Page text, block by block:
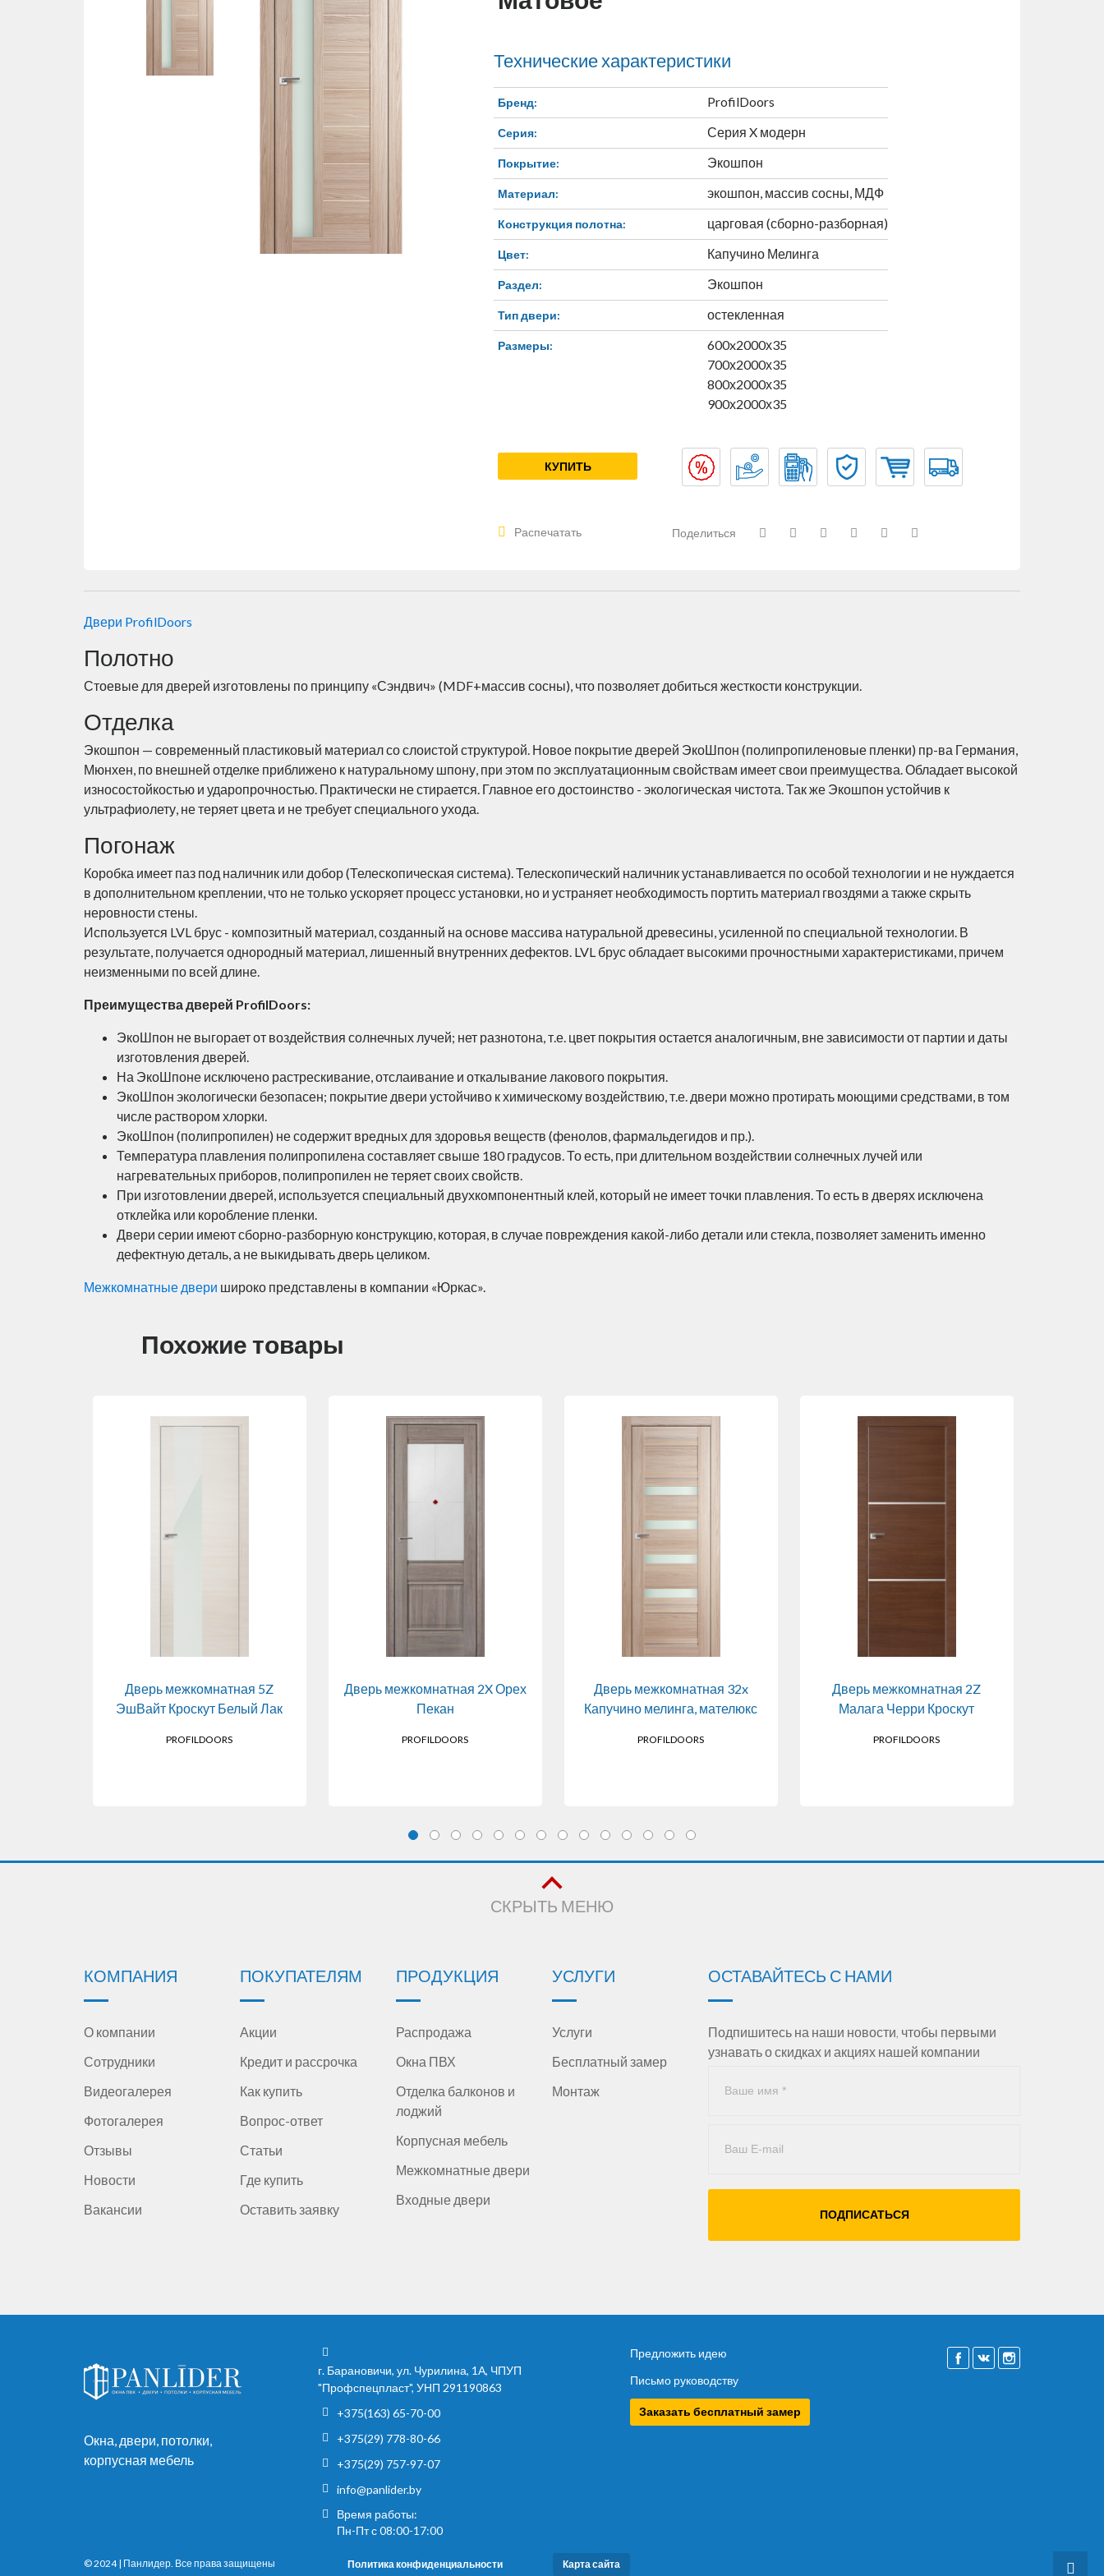
Технические характеристики
Бренд: ProfilDoors
Серия: Серия X модерн
Покрытие: Экошпон
Материал: экошпон, массив сосны, МДФ
Конструкция полотна: царговая (сборно-разборная)
Цвет: Капучино Мелинга
Раздел: Экошпон
Тип двери: остекленная
Размеры:
600x2000х35
700х2000х35
800х2000х35
900х2000х35
КУПИТЬ
Распечатать Поделиться
Двери ProfilDoors
Полотно
Стоевые для дверей изготовлены по принципу «Сэндвич» (MDF+массив сосны), что позволяет добиться жесткости конструкции.
Отделка
Экошпон — современный пластиковый материал со слоистой структурой. Новое покрытие дверей ЭкоШпон (полипропиленовые пленки) пр-ва Германия,
Мюнхен, по внешней отделке приближено к натуральному шпону, при этом по эксплуатационным свойствам имеет свои преимущества. Обладает высокой
износостойкостью и ударопрочностью. Практически не стирается. Главное его достоинство - экологическая чистота. Так же Экошпон устойчив к
ультрафиолету, не теряет цвета и не требует специального ухода.
Погонаж
Коробка имеет паз под наличник или добор (Телескопическая система). Телескопический наличник устанавливается по особой технологии и не нуждается
в дополнительном креплении, что не только ускоряет процесс установки, но и устраняет необходимость портить материал гвоздями а также скрыть
неровности стены.
Используется LVL брус - композитный материал, созданный на основе массива натуральной древесины, усиленной по специальной технологии. В
результате, получается однородный материал, лишенный внутренних дефектов. LVL брус обладает высокими прочностными характеристиками, причем
неизменными по всей длине.
Преимущества дверей ProfilDoors:
ЭкоШпон не выгорает от воздействия солнечных лучей; нет разнотона, т.е. цвет покрытия остается аналогичным, вне зависимости от партии и даты
изготовления дверей.
На ЭкоШпоне исключено растрескивание, отслаивание и откалывание лакового покрытия.
ЭкоШпон экологически безопасен; покрытие двери устойчиво к химическому воздействию, т.е. двери можно протирать моющими средствами, в том
числе раствором хлорки.
ЭкоШпон (полипропилен) не содержит вредных для здоровья веществ (фенолов, фармальдегидов и пр.).
Температура плавления полипропилена составляет свыше 180 градусов. То есть, при длительном воздействии солнечных лучей или
нагревательных приборов, полипропилен не теряет своих свойств.
При изготовлении дверей, используется специальный двухкомпонентный клей, который не имеет точки плавления. То есть в дверях исключена
отклейка или коробление пленки.
Двери серии имеют сборно-разборную конструкцию, которая, в случае повреждения какой-либо детали или стекла, позволяет заменить именно
дефектную деталь, а не выкидывать дверь целиком.
Межкомнатные двери широко представлены в компании «Юркас».
Похожие товары
Дверь межкомнатная 5Z
ЭшВайт Кроскут Белый Лак
PROFILDOORS
Дверь межкомнатная 2X Орех
Пекан
PROFILDOORS
Дверь межкомнатная 32x
Капучино мелинга, мателюкс
PROFILDOORS
Дверь межкомнатная 2Z
Малага Черри Кроскут
PROFILDOORS
СКРЫТЬ МЕНЮ
КОМПАНИЯ
О компании
Сотрудники
Видеогалерея
Фотогалерея
Отзывы
Новости
Вакансии
ПОКУПАТЕЛЯМ
Акции
Кредит и рассрочка
Как купить
Вопрос-ответ
Статьи
Где купить
Оставить заявку
ПРОДУКЦИЯ
Распродажа
Окна ПВХ
Отделка балконов и
лоджий
Корпусная мебель
Межкомнатные двери
Входные двери
УСЛУГИ
Услуги
Бесплатный замер
Монтаж
ОСТАВАЙТЕСЬ С НАМИ
Подпишитесь на наши новости, чтобы первыми
узнавать о скидках и акциях нашей компании
ПОДПИСАТЬСЯ
Окна, двери, потолки,
корпусная мебель
г. Барановичи, ул. Чурилина, 1А, ЧПУП
"Профспецпласт", УНП 291190863
+375(163) 65-70-00
+375(29) 778-80-66
+375(29) 757-97-07
info@panlider.by
Время работы:
Пн-Пт с 08:00-17:00
Предложить идею
Письмо руководству
Заказать бесплатный замер
© 2024 | Панлидер. Все права защищены Политика конфиденциальности Карта сайта